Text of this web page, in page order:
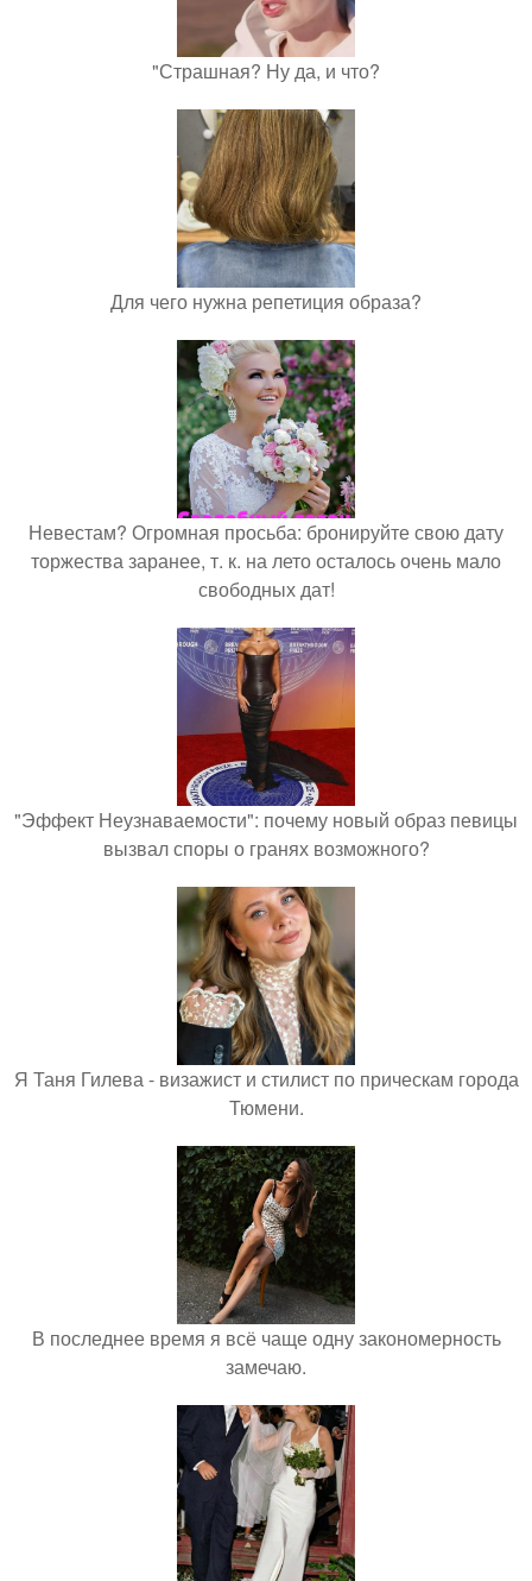
"Страшная? Ну да, и что?
Для чего нужна репетиция образа?
Невестам? Огромная просьба: бронируйте свою дату
торжества заранее, т. к. на лето осталось очень мало
свободных дат!
"Эффект Неузнаваемости": почему новый образ певицы
вызвал споры о гранях возможного?
Я Таня Гилева - визажист и стилист по прическам города
Тюмени.
В последнее время я всё чаще одну закономерность
замечаю.